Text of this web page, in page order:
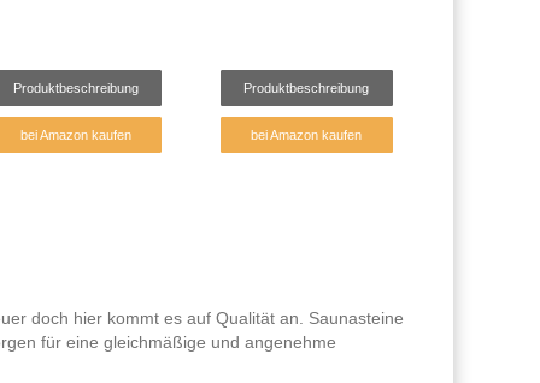
Produktbeschreibung
bei Amazon kaufen
Produktbeschreibung
bei Amazon kaufen
doch hier kommt es auf Qualität an. Saunasteine
für eine gleichmäßige und angenehme